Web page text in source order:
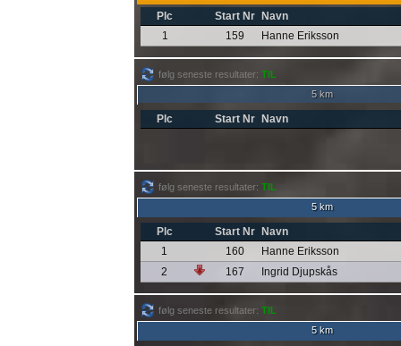
Plc Start Nr
Navn
1
159 Hanne Eriksson
følg seneste resultater: TIL
5 km
Plc Start Nr Navn
følg seneste resultater: TIL
5 km
Plc Start Nr
Navn
1
160
Hanne Eriksson
2
167 Ingrid Djupskås
følg seneste resultater: TIL
5 km